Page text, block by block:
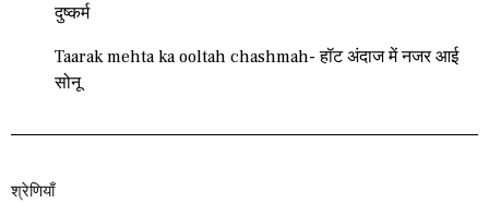
दुष्कर्म
Taarak mehta ka ooltah chashmah- हॉट अंदाज में नजर आई
सोनू
श्रेणियाँ​​